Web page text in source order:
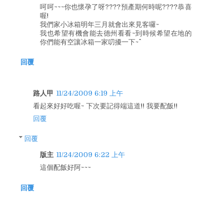
呵呵~~~你也懷孕了呀????預產期何時呢????恭喜
喔!
我們家小冰箱明年三月就會出來見客囉~
我也希望有機會能去德州看看~到時候希望在地的
你們能有空讓冰箱一家叨擾一下~^^
回覆
路人甲 11/24/2009 6:19 上午
看起來好好吃喔~ 下次要記得端這道!! 我要配飯!!
回覆
回覆
版主 11/24/2009 6:22 上午
這個配飯好阿~~~
回覆